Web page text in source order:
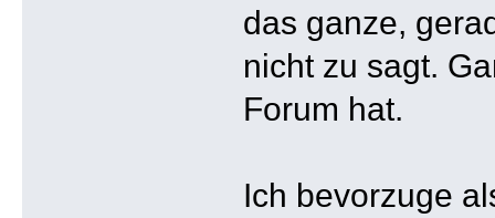
das ganze,
nicht zu sagt.
Forum hat.
Ich bevorzuge